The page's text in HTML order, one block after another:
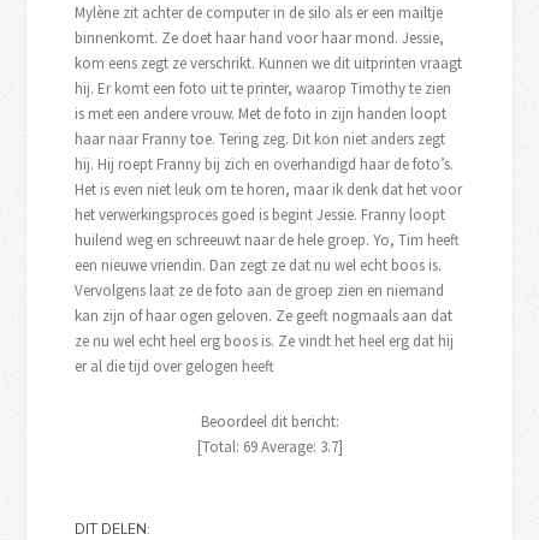
Mylène zit achter de computer in de silo als er een mailtje
binnenkomt. Ze doet haar hand voor haar mond. Jessie,
kom eens zegt ze verschrikt. Kunnen we dit uitprinten vraagt
hij. Er komt een foto uit te printer, waarop Timothy te zien
is met een andere vrouw. Met de foto in zijn handen loopt
haar naar Franny toe. Tering zeg. Dit kon niet anders zegt
hij. Hij roept Franny bij zich en overhandigd haar de foto’s.
Het is even niet leuk om te horen, maar ik denk dat het voor
het verwerkingsproces goed is begint Jessie. Franny loopt
huilend weg en schreeuwt naar de hele groep. Yo, Tim heeft
een nieuwe vriendin. Dan zegt ze dat nu wel echt boos is.
Vervolgens laat ze de foto aan de groep zien en niemand
kan zijn of haar ogen geloven. Ze geeft nogmaals aan dat
ze nu wel echt heel erg boos is. Ze vindt het heel erg dat hij
er al die tijd over gelogen heeft
Beoordeel dit bericht:
[Total: 69Average: 3.7]
DIT DELEN: